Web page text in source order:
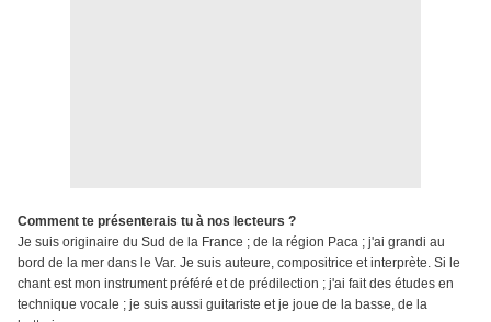
Comment te présenterais tu à nos lecteurs ?
Je suis originaire du Sud de la France ; de la région Paca ; j'ai grandi au
bord de la mer dans le Var. Je suis auteure, compositrice et interprète. Si le
chant est mon instrument préféré et de prédilection ; j'ai fait des études en
technique vocale ; je suis aussi guitariste et je joue de la basse, de la